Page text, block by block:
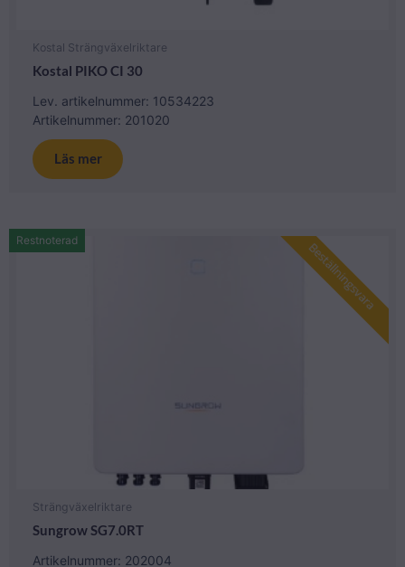
Kostal Strängväxelriktare
Kostal PIKO CI 30
Lev. artikelnummer: 10534223
Artikelnummer: 201020
Läs mer
Beställningsvara
Strängväxelriktare
Sungrow SG7.0RT
Artikelnummer: 202004
Restnoterad